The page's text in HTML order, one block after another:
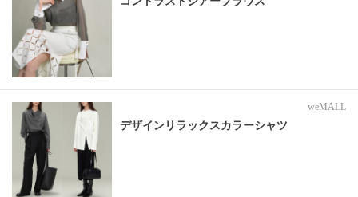
weMALL
デザインリラックスカラーシャツ